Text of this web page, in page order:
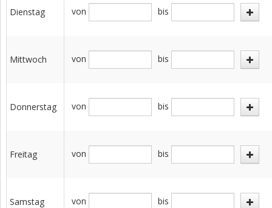
Dienstag von bis
Mittwoch von bis
Donnerstag von bis
Freitag von bis
Samstag von bis